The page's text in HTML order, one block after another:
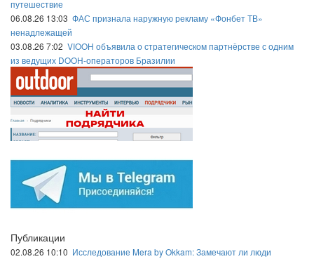
путешествие
06.08.26 13:03 ФАС признала наружную рекламу «Фонбет ТВ»
ненадлежащей
03.08.26 7:02 VIOOH объявила о стратегическом партнёрстве с одним
из ведущих DOOH-операторов Бразилии
Публикации
02.08.26 10:10 Исследование Mera by Okkam: Замечают ли люди